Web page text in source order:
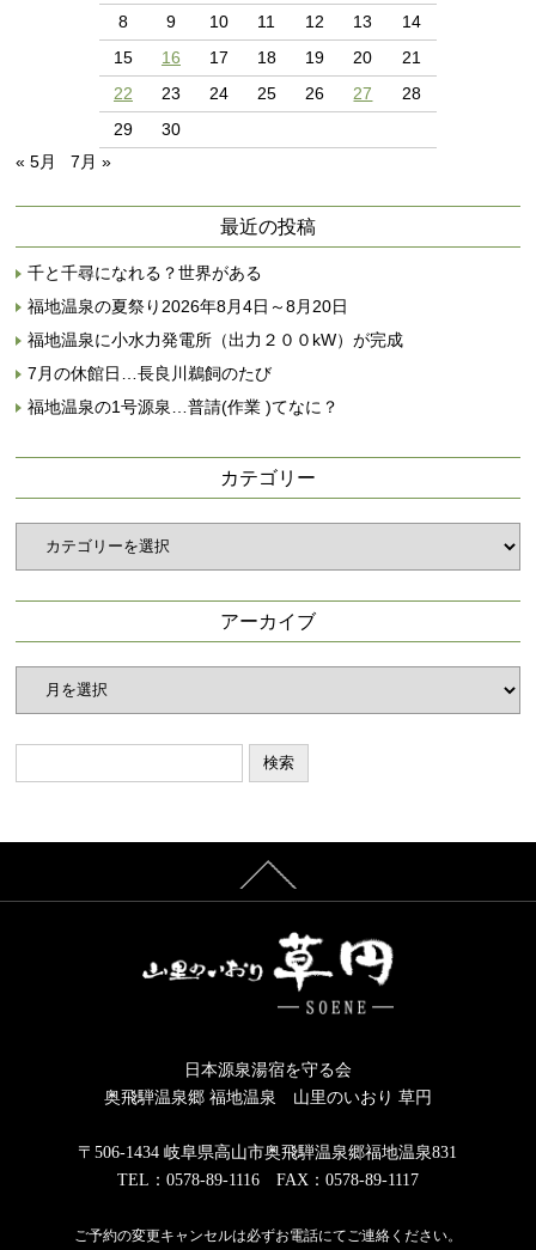
8
9 10 11 12 13
14
15
16 17 18 19 20
21
22
23 24 25 26 27
28
29
30
« 5月 7月 »
最近の投稿
千と千尋になれる？世界がある
福地温泉の夏祭り2026年8月4日～8月20日
福地温泉に小水力発電所（出力２００kW）が完成
7月の休館日…長良川鵜飼のたび
福地温泉の1号源泉…普請(作業 )てなに？
カテゴリー
カ
リ
アーカイブ
ア
イ
日本源泉湯宿を守る会
奥飛騨温泉郷 福地温泉 山里のいおり 草円
〒506-1434 岐阜県高山市奥飛騨温泉郷福地温泉831
TEL：0578-89-1116 FAX：0578-89-1117
ご予約の変更キャンセルは必ずお電話にてご連絡ください。